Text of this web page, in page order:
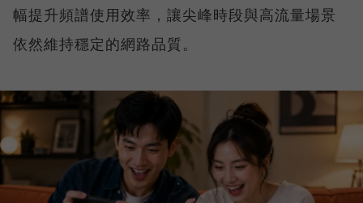
幅提升頻譜使用效率，讓尖峰時段與高流量場景
依然維持穩定的網路品質。